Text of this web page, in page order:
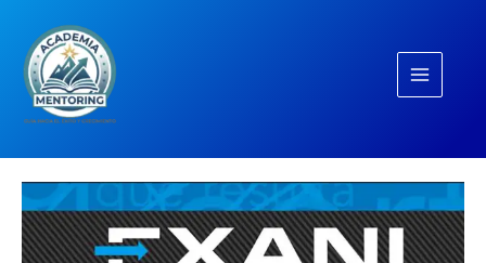
contenido
Menu